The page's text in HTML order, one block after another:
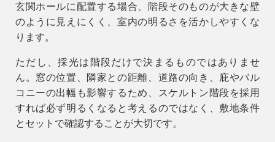
玄関ホールに配置する場合、階段そのものが大きな壁
のように見えにくく、室内の明るさを活かしやすくな
ります。
ただし、採光は階段だけで決まるものではありませ
ん。窓の位置、隣家との距離、道路の向き、庇やバル
コニーの出幅も影響するため、スケルトン階段を採用
すれば必ず明るくなると考えるのではなく、敷地条件
とセットで確認することが大切です。